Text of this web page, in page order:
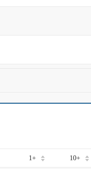
1+ 10+